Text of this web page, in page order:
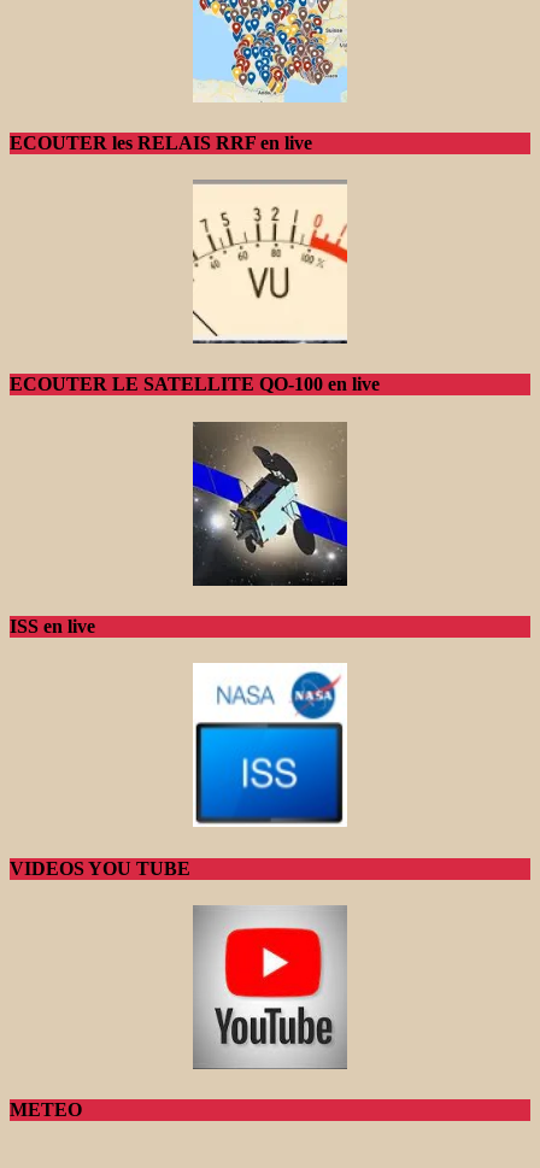
ECOUTER les RELAIS RRF en live
ECOUTER LE SATELLITE QO-100 en live
ISS en live
VIDEOS YOU TUBE
METEO